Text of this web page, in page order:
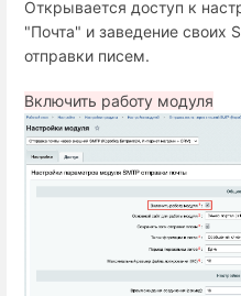
Открывается доступ к
"Почта" и заведение своих
отправки писем.
Включить работу модуля